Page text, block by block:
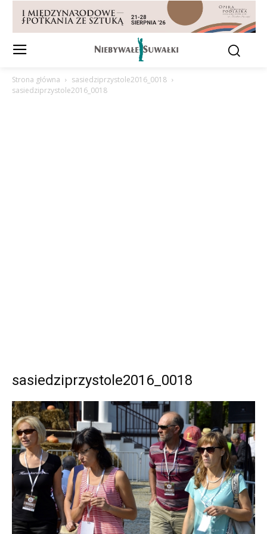
Strona główna
sasiedziprzystole2016_0018
sasiedziprzystole2016_0018
sasiedziprzystole2016_0018